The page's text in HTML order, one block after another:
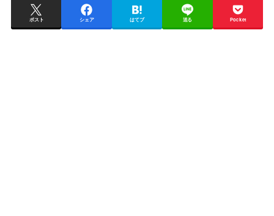
ポスト シェア はてブ 送る Pocket